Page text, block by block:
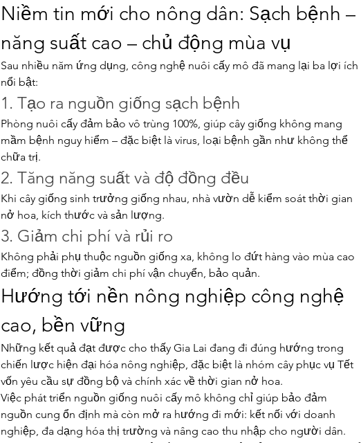
Niềm tin mới cho nông dân: Sạch bệnh –
năng suất cao – chủ động mùa vụ
Sau nhiều năm ứng dụng, công nghệ nuôi cấy mô đã mang lại ba lợi ích
nổi bật:
1. Tạo ra nguồn giống sạch bệnh
Phòng nuôi cấy đảm bảo vô trùng 100%, giúp cây giống không mang
mầm bệnh nguy hiểm – đặc biệt là virus, loại bệnh gần như không thể
chữa trị.
2. Tăng năng suất và độ đồng đều
Khi cây giống sinh trưởng giống nhau, nhà vườn dễ kiểm soát thời gian
nở hoa, kích thước và sản lượng.
3. Giảm chi phí và rủi ro
Không phải phụ thuộc nguồn giống xa, không lo đứt hàng vào mùa cao
điểm; đồng thời giảm chi phí vận chuyển, bảo quản.
Hướng tới nền nông nghiệp công nghệ
cao, bền vững
Những kết quả đạt được cho thấy Gia Lai đang đi đúng hướng trong
chiến lược hiện đại hóa nông nghiệp, đặc biệt là nhóm cây phục vụ Tết
vốn yêu cầu sự đồng bộ và chính xác về thời gian nở hoa.
Việc phát triển nguồn giống nuôi cấy mô không chỉ giúp bảo đảm
nguồn cung ổn định mà còn mở ra hướng đi mới: kết nối với doanh
nghiệp, đa dạng hóa thị trường và nâng cao thu nhập cho người dân.